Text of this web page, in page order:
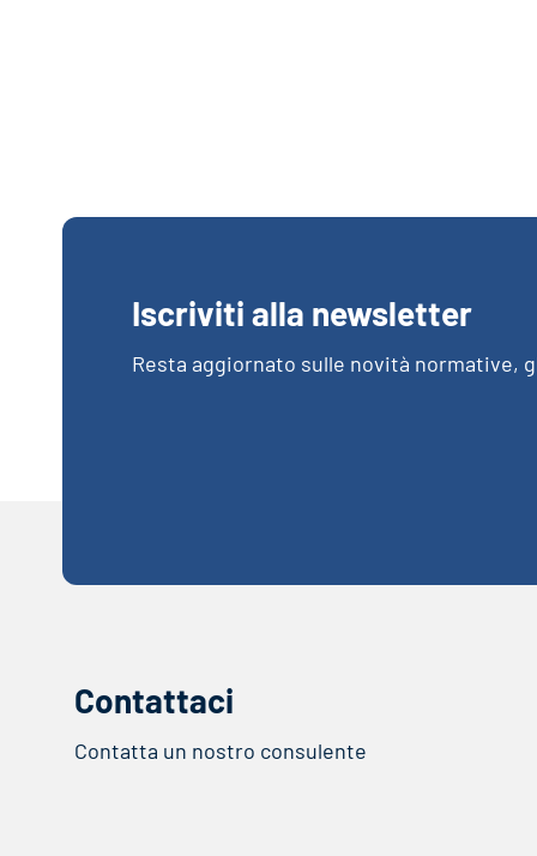
Iscriviti alla newsletter
Resta aggiornato sulle novità normative,
Contattaci
Contatta un nostro consulente